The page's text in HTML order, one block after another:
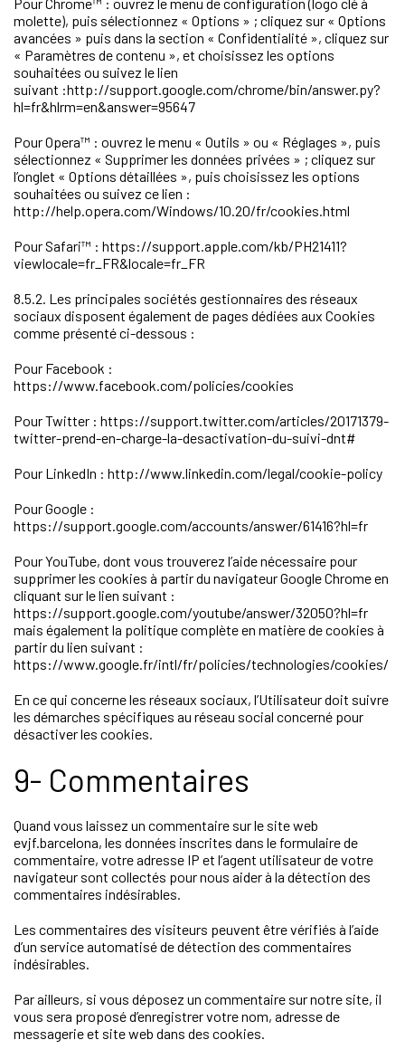
molette), puis sélectionnez « Options » ; cliquez sur « Options
avancées » puis dans la section « Confidentialité », cliquez sur
« Paramètres de contenu », et choisissez les options
souhaitées ou suivez le lien
suivant :http://support.google.com/chrome/bin/answer.py?
hl=fr&hlrm=en&answer=95647
Pour Opera™ : ouvrez le menu « Outils » ou « Réglages », puis
sélectionnez « Supprimer les données privées » ; cliquez sur
l’onglet « Options détaillées », puis choisissez les options
souhaitées ou suivez ce lien :
http://help.opera.com/Windows/10.20/fr/cookies.html
Pour Safari™ : https://support.apple.com/kb/PH21411?
viewlocale=fr_FR&locale=fr_FR
8.5.2. Les principales sociétés gestionnaires des réseaux
sociaux disposent également de pages dédiées aux Cookies
comme présenté ci-dessous :
Pour Facebook :
https://www.facebook.com/policies/cookies
Pour Twitter : https://support.twitter.com/articles/20171379-
twitter-prend-en-charge-la-desactivation-du-suivi-dnt#
Pour LinkedIn : http://www.linkedin.com/legal/cookie-policy
Pour Google :
https://support.google.com/accounts/answer/61416?hl=fr
Pour YouTube, dont vous trouverez l’aide nécessaire pour
supprimer les cookies à partir du navigateur Google Chrome en
cliquant sur le lien suivant :
https://support.google.com/youtube/answer/32050?hl=fr
mais également la politique complète en matière de cookies à
partir du lien suivant :
https://www.google.fr/intl/fr/policies/technologies/cookies/
En ce qui concerne les réseaux sociaux, l’Utilisateur doit suivre
les démarches spécifiques au réseau social concerné pour
désactiver les cookies.
9- Commentaires
Quand vous laissez un commentaire sur le site web
evjf.barcelona, les données inscrites dans le formulaire de
commentaire, votre adresse IP et l’agent utilisateur de votre
navigateur sont collectés pour nous aider à la détection des
commentaires indésirables.
Les commentaires des visiteurs peuvent être vérifiés à l’aide
d’un service automatisé de détection des commentaires
indésirables.
Par ailleurs, si vous déposez un commentaire sur notre site, il
vous sera proposé d’enregistrer votre nom, adresse de
messagerie et site web dans des cookies.